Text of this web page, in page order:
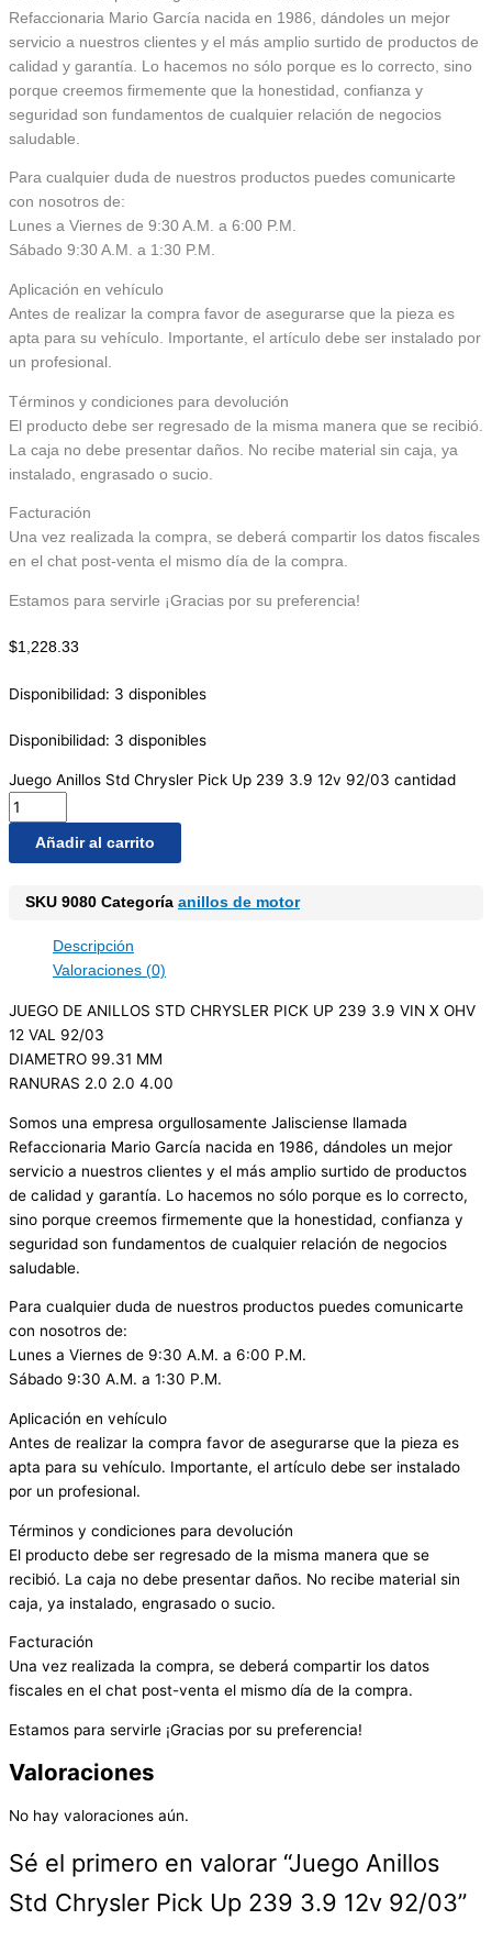
Refaccionaria Mario García nacida en 1986, dándoles un mejor
servicio a nuestros clientes y el más amplio surtido de productos de
calidad y garantía. Lo hacemos no sólo porque es lo correcto, sino
porque creemos firmemente que la honestidad, confianza y
seguridad son fundamentos de cualquier relación de negocios
saludable.
Para cualquier duda de nuestros productos puedes comunicarte
con nosotros de:
Lunes a Viernes de 9:30 A.M. a 6:00 P.M.
Sábado 9:30 A.M. a 1:30 P.M.
Aplicación en vehículo
Antes de realizar la compra favor de asegurarse que la pieza es
apta para su vehículo. Importante, el artículo debe ser instalado por
un profesional.
Términos y condiciones para devolución
El producto debe ser regresado de la misma manera que se recibió.
La caja no debe presentar daños. No recibe material sin caja, ya
instalado, engrasado o sucio.
Facturación
Una vez realizada la compra, se deberá compartir los datos fiscales
en el chat post-venta el mismo día de la compra.
Estamos para servirle ¡Gracias por su preferencia!
$1,228.33
Disponibilidad: 3 disponibles
Disponibilidad: 3 disponibles
Juego Anillos Std Chrysler Pick Up 239 3.9 12v 92/03 cantidad
Añadir al carrito
SKU 9080 Categoría anillos de motor
Descripción
Valoraciones (0)
JUEGO DE ANILLOS STD CHRYSLER PICK UP 239 3.9 VIN X OHV
12 VAL 92/03
DIAMETRO 99.31 MM
RANURAS 2.0 2.0 4.00
Somos una empresa orgullosamente Jalisciense llamada
Refaccionaria Mario García nacida en 1986, dándoles un mejor
servicio a nuestros clientes y el más amplio surtido de productos
de calidad y garantía. Lo hacemos no sólo porque es lo correcto,
sino porque creemos firmemente que la honestidad, confianza y
seguridad son fundamentos de cualquier relación de negocios
saludable.
Para cualquier duda de nuestros productos puedes comunicarte
con nosotros de:
Lunes a Viernes de 9:30 A.M. a 6:00 P.M.
Sábado 9:30 A.M. a 1:30 P.M.
Aplicación en vehículo
Antes de realizar la compra favor de asegurarse que la pieza es
apta para su vehículo. Importante, el artículo debe ser instalado
por un profesional.
Términos y condiciones para devolución
El producto debe ser regresado de la misma manera que se
recibió. La caja no debe presentar daños. No recibe material sin
caja, ya instalado, engrasado o sucio.
Facturación
Una vez realizada la compra, se deberá compartir los datos
fiscales en el chat post-venta el mismo día de la compra.
Estamos para servirle ¡Gracias por su preferencia!
Valoraciones
No hay valoraciones aún.
Sé el primero en valorar “Juego Anillos
Std Chrysler Pick Up 239 3.9 12v 92/03”